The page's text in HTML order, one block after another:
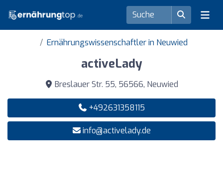
Ernährungswissenschaftler in Neuwied
activeLady
Breslauer Str. 55, 56566, Neuwied
+492631358115
info@activelady.de